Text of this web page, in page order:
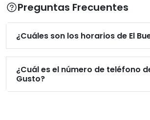
Preguntas Frecuentes
¿Cuáles son los horarios de El
¿Cuál es el número de teléfono
Gusto?